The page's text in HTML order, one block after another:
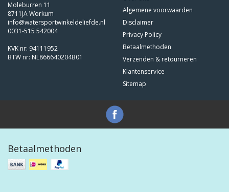
Moleburren 11
8711JA Workum
info@watersportwinkeldeliefde.nl
0031-515 542004
KVK nr: 94111952
BTW nr: NL866640204B01
Algemene voorwaarden
Disclaimer
Privacy Policy
Betaalmethoden
Verzenden & retourneren
Klantenservice
Sitemap
Betaalmethoden